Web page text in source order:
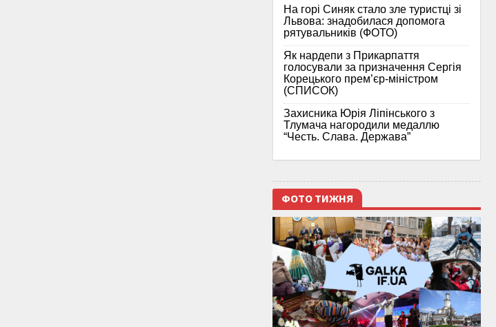
На горі Синяк стало зле туристці зі
Львова: знадобилася допомога
рятувальників (ФОТО)
Як нардепи з Прикарпаття
голосували за призначення Сергія
Корецького прем’єр-міністром
(СПИСОК)
Захисника Юрія Ліпінського з
Тлумача нагородили медаллю
“Честь. Слава. Держава”
ФОТО ТИЖНЯ